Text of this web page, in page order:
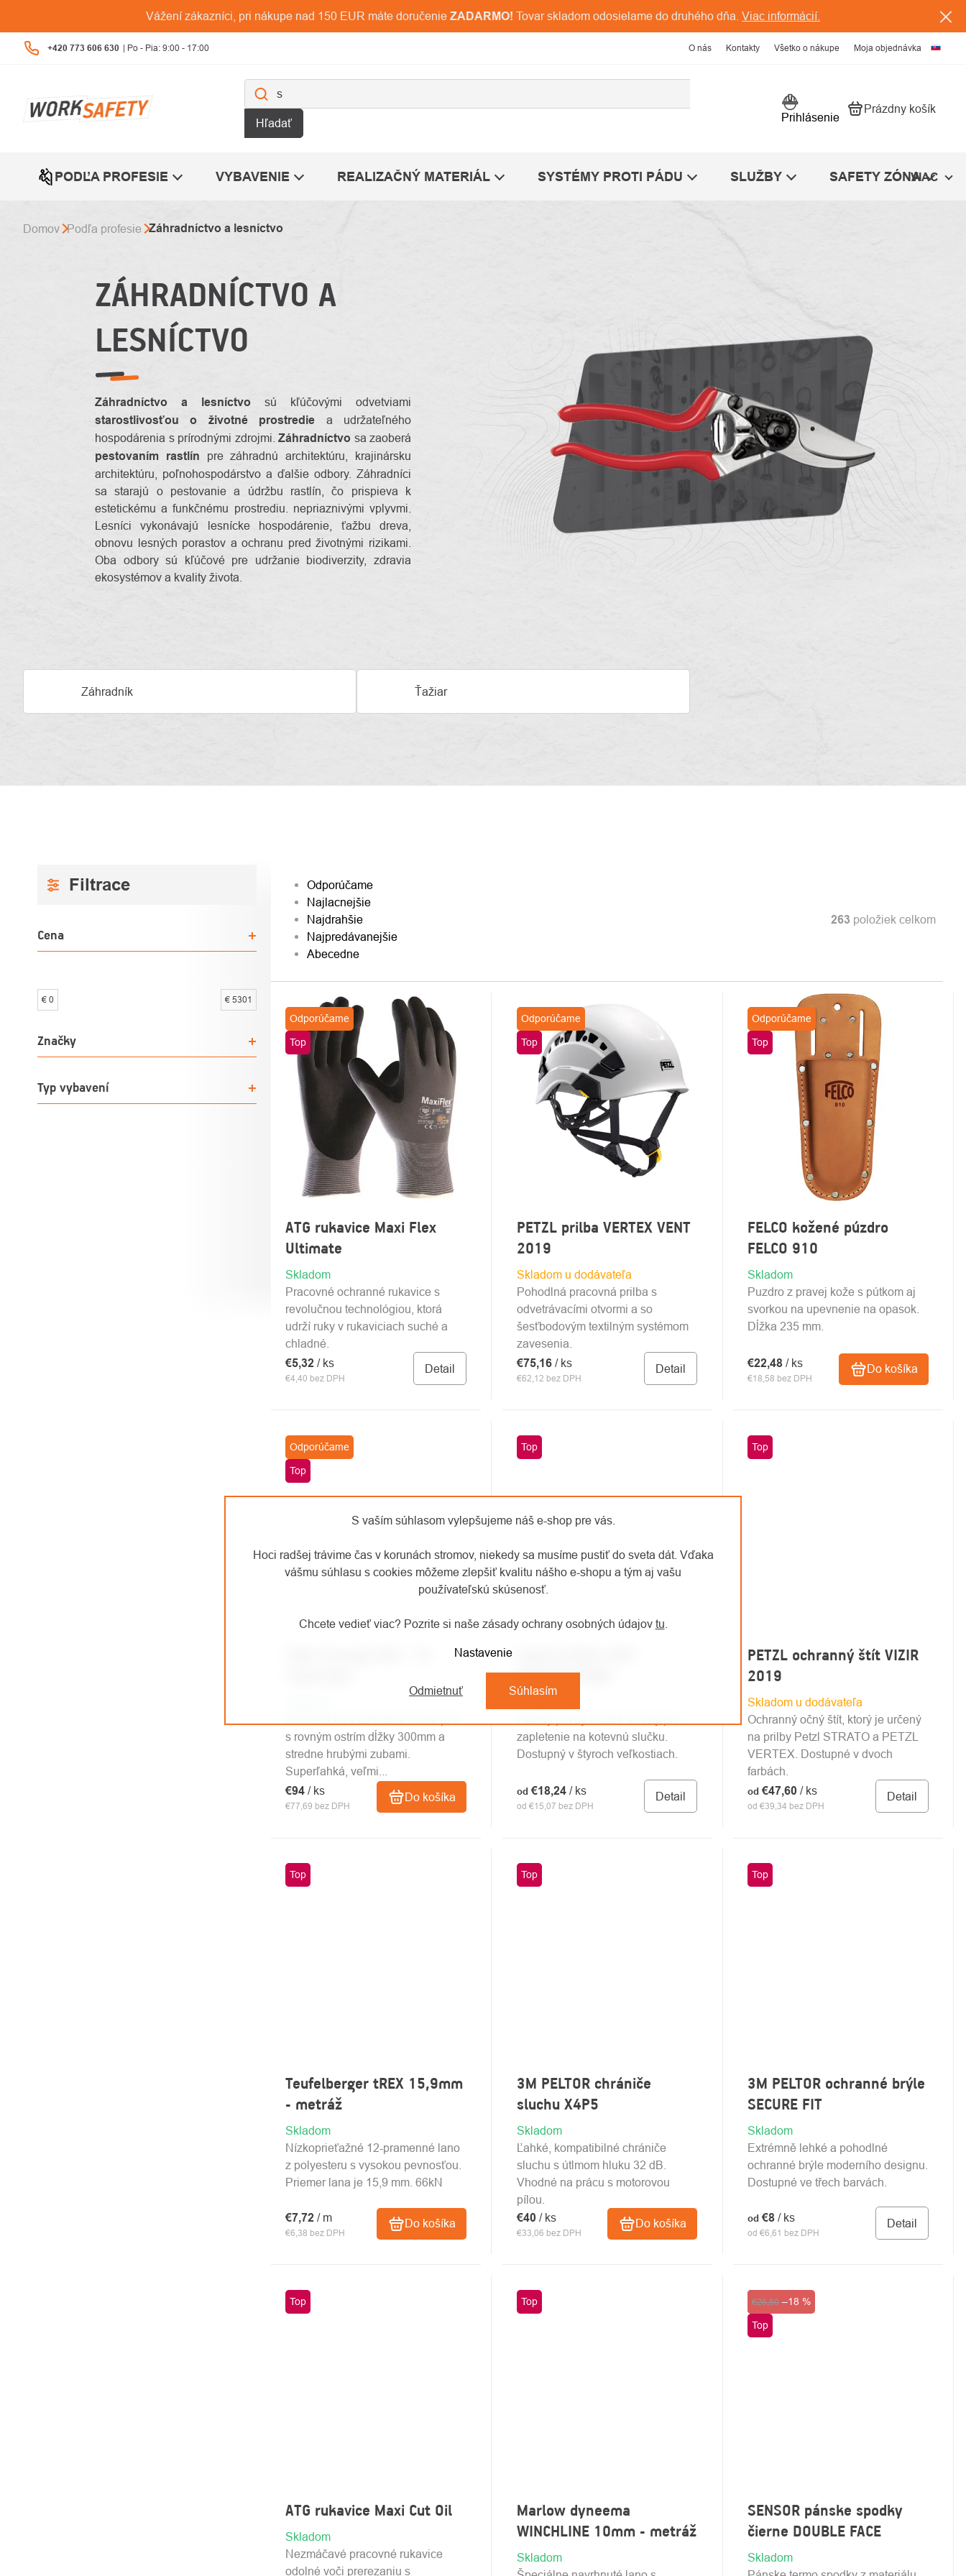
S vaším súhlasom vylepšujeme náš e-shop pre vás.
Hoci radšej trávime čas v korunách stromov, niekedy sa musíme pustiť do sveta dát. Vďaka
vášmu súhlasu s cookies môžeme zlepšiť kvalitu nášho e-shopu a tým aj vašu
používateľskú skúsenosť.
Chcete vedieť viac? Pozrite si naše zásady ochrany osobných údajov tu
Nastavenie
Odmietnuť Súhlasím
obsah
Vážení zákazníci, pri nákupe nad 150 EUR máte doručenie ZADARMO! Tovar skladom odosielame do druhého dňa. Viac informácií.
+420 773 606 630 O nás Kontakty Všetko o nákupe Moja objednávka
Hľadať Prihlásenie Nákupný košík
Prázdny košík
PODĽA PROFESIE VYBAVENIE REALIZAČNÝ MATERIÁL SYSTÉMY PROTI PÁDU SLUŽBY SAFETY ZÓNAVIAC
Domov Podľa profesie Záhradníctvo a lesníctvo
ZÁHRADNÍCTVO A
LESNÍCTVO
Záhradníctvo a lesníctvo sú kľúčovými odvetviami
starostlivosťou o životné prostredie a udržateľného
hospodárenia s prírodnými zdrojmi. Záhradníctvo sa zaoberá
pestovaním rastlín pre záhradnú architektúru, krajinársku
architektúru, poľnohospodárstvo a ďalšie odbory. Záhradníci
sa starajú o pestovanie a údržbu rastlín, čo prispieva k
estetickému a funkčnému prostrediu. nepriaznivými vplyvmi.
Lesníci vykonávajú lesnícke hospodárenie, ťažbu dreva,
obnovu lesných porastov a ochranu pred životnými rizikami.
Oba odbory sú kľúčové pre udržanie biodiverzity, zdravia
ekosystémov a kvality života.
Záhradník Ťažiar
BOČNÝ
Cena
€ 0 € 5301
Značky
Typ vybavení
RADENIE
PRODUKTOV
Odporúčame
Najlacnejšie
Najdrahšie
Najpredávanejšie
Abecedne
263 položiek celkom
VÝPIS
PRODUKTOV
Odporúčame
Top
ATG rukavice Maxi Flex
Ultimate
Skladom
€4,40 bez DPH
€5,32 / ks Detail
Pracovné ochranné rukavice s
revolučnou technológiou, ktorá
udrží ruky v rukaviciach suché a
chladné.
Odporúčame
Top
PETZL prilba VERTEX VENT
2019
Skladom u dodávateľa
€62,12 bez DPH
€75,16 / ks Detail
Pohodlná pracovná prilba s
odvetrávacími otvormi a so
šesťbodovým textilným systémom
zavesenia.
Odporúčame
Top
FELCO kožené púzdro
FELCO 910
Skladom
€18,58 bez DPH
€22,48/ ks Do košíka
Puzdro z pravej kože s pútkom aj
svorkou na upevnenie na opasok.
Dĺžka 235 mm.
Odporúčame
Top
€77,69 bez DPH
€94 / ks Do košíka
s rovným ostrím dĺžky 300mm a
stredne hrubými zubami.
Superľahká, veľmi...
Top
FRICTION RING
od €15,07 bez DPH
od €18,24 / ks Detail
zapletenie na kotevnú slučku.
Dostupný v štyroch veľkostiach.
Top
PETZL ochranný štít VIZIR
2019
Skladom u dodávateľa
od €39,34 bez DPH
od €47,60/ ks Detail
Ochranný očný štít, ktorý je určený
na prilby Petzl STRATO a PETZL
VERTEX. Dostupné v dvoch
farbách.
Top
Teufelberger tREX 15,9mm
- metráž
Skladom
€6,38 bez DPH
€7,72 / m Do košíka
Nízkoprieťažné 12-pramenné lano
z polyesteru s vysokou pevnosťou.
Priemer lana je 15,9 mm. 66kN
Top
3M PELTOR chrániče
sluchu X4P5
Skladom
€33,06 bez DPH
€40 / ks Do košíka
Ľahké, kompatibilné chrániče
sluchu s útlmom hluku 32 dB.
Vhodné na prácu s motorovou
pílou.
Top
3M PELTOR ochranné brýle
SECURE FIT
Skladom
od €6,61 bez DPH
od €8/ ks Detail
Extrémně lehké a pohodlné
ochranné brýle moderního designu.
Dostupné ve třech barvách.
Top
ATG rukavice Maxi Cut Oil
Skladom
Nezmáčavé pracovné rukavice
odolné voči prerezaniu s
Top
Marlow dyneema
WINCHLINE 10mm - metráž
Skladom
Výpredaj
Top
€26,80 –18 %
SENSOR pánske spodky
čierne DOUBLE FACE
Skladom